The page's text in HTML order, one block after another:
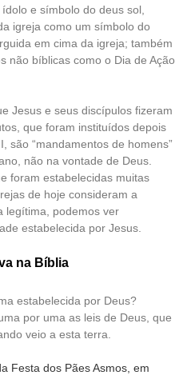
e símbolo do deus sol,
igreja como um símbolo do
em cima da igreja; também
não bíblicas como o Dia de Ação
Jesus e seus discípulos fizeram
que foram instituídos depois
são “mandamentos de homens”
não na vontade de Deus.
foram estabelecidas muitas
de hoje consideram a
legítima, podemos ver
estabelecida por Jesus.
na Bíblia
estabelecida por Deus?
por uma as leis de Deus, que
veio a esta terra.
Festa dos Pães Asmos, em